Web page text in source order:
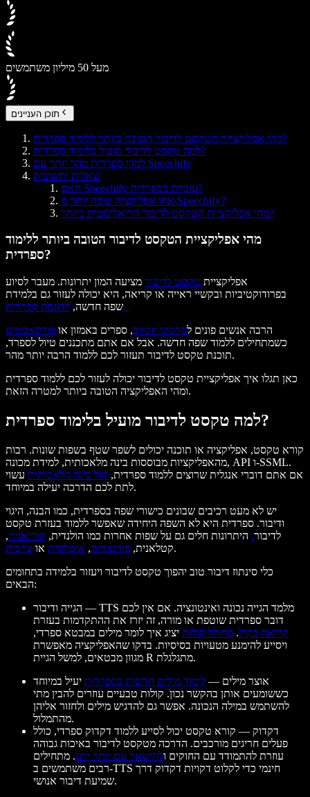
מעל 50 מיליון משתמשים
תוכן העניינים
מהי אפליקציית הטקסט לדיבור הטובה ביותר ללימוד ספרדית?
למה טקסט לדיבור מועיל בלימוד ספרדית?
למדו ספרדית מהר יותר עם Speechify
שאלות ותשובות
האם Speechify עובדת בספרדית?
איזו אפליקציה טובה יותר מ-Speechify?
מהי אפליקציית הטקסט לדיבור הריאליסטית ביותר?
מהי אפליקציית הטקסט לדיבור הטובה ביותר ללימוד
ספרדית?
אפליקציית טקסט לדיבור מציעה המון יתרונות. מעבר לסיוע
בפרודוקטיביות ובקשיי ראייה או קריאה, היא יכולה לעזור גם בלמידת
שפה חדשה,לדוגמה ספרדית.
הרבה אנשים פונים לסרטוני יוטיוב, ספרים באמזון או פודקאסטים
כשמתחילים ללמוד שפה חדשה. אבל אם אתם מתכננים טיול לספרד,
תוכנת טקסט לדיבור תעזור לכם ללמוד הרבה יותר מהר.
כאן תגלו איך אפליקציית טקסט לדיבור יכולה לעזור לכם ללמוד ספרדית
ומהי האפליקציה הטובה ביותר למטרה הזאת.
למה טקסט לדיבור מועיל בלימוד ספרדית?
קורא טקסט, אפליקציה או תוכנה יכולים לשפר שטף בשפות שונות. רבות
מהאפליקציות מבוססות בינה מלאכותית, למידת מכונה, API ו-SSML.
אם אתם דוברי אנגלית שרוצים ללמוד ספרדית, קול בינה מלאכותית עשוי
לתת לכם הדרכה יעילה במיוחד.
יש לא מעט רכיבים שבונים כישורי שפה בספרדית, כמו הבנה, היגוי
ודיבור. ספרדית היא לא השפה היחידה שאפשר ללמוד בעזרת טקסט
לדיבור. היתרונות חלים גם על שפות אחרות כמו הולנדית, קוריאנית,
קטלאנית, פורטוגזית, איטלקית או ערבית
.
כלי סינתוז דיבור טוב יהפוך טקסט לדיבור ויעזור בלמידה בתחומים
הבאים:
— TTS מלמד הגייה נכונה ואינטונציה. אם אין לכם
דובר ספרדית שוטפת או מורה, זה יזרז את ההתקדמות בעזרת
קריאה בקול. מחולל קולות יציג איך לומר מילים במבטא ספרדי,
ויסייע להימנע מטעויות בסיסיות. בדקו שהאפליקציה מאפשרת
מגוון מבטאים, למשל הגיית R מתגלגלת.
אוצר מילים — לימוד מילים חדשות בספרדית יעיל במיוחד
כששומעים אותן בהקשר נכון. קולות טבעיים עוזרים להבין מתי
להשתמש במילה הנכונה. אפשר גם להדגיש מילים ולחזור אליהן
מהתמלול.
דקדוק — קורא טקסט יכול לסייע ללמוד דקדוק ספרדי, כולל
פעלים חריגים מורכבים. הדרכה מטקסט לדיבור באיכות גבוהה
עוזרת להתמודד עם החוקים ולהישאר עם יותר ידע. מתחילים
רבים משתמשים ב-TTS חינמי כדי לקלוט דקויות דקדוק דרך
שמיעת דיבור אנושי.